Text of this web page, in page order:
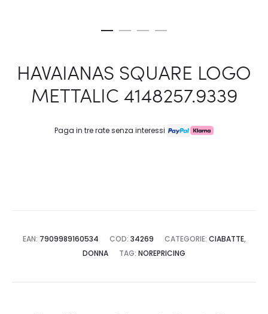
HAVAIANAS SQUARE LOGO
METTALIC 4148257.9339
Paga in tre rate senza interessi
EAN: 7909989160534 COD: 34269 CATEGORIE: CIABATTE,
DONNA
TAG: NOREPRICING